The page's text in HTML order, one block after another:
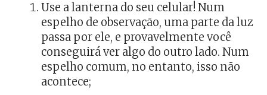
Use a lanterna do seu celular! Num
espelho de observação, uma parte da luz
passa por ele, e provavelmente você
conseguirá ver algo do outro lado. Num
espelho comum, no entanto, isso não
acontece;